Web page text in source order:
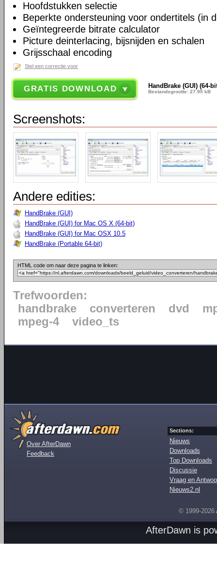
Hoofdstukken selectie
Beperkte ondersteuning voor ondertitels (in
Geïntegreerde bitrate calculator
Picture deinterlacing, bijsnijden en schalen
Grijsschaal encoding
Stel een correctie voor
GRATIS DOWNLOAD HandBrake (GUI) (64-
Bestandsgrootte: 27.95 kB
Screenshots:
Andere edities:
HandBrake (GUI)
HandBrake (GUI) for Mac OS X (64-bit)
HandBrake (GUI) for Mac OSX 10.5
HandBrake (Portable 64-bit)
HTML code om naar deze pagina te linken:
Trefwoorden:
handbrake
converteren dvd
mpeg-4
video_ts
Over AfterDawn
Feedback
Sections:
Nieuws
Downloads
Top Downloads
Discussie
Vraag en
Nieuws2.nl
© 1999-2026
AfterDawn is